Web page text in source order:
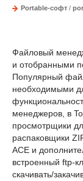
Portable-софт /
Файловый
и отобранными
Популярный
необходимыми
менеджеров, в
просмотрщики
распаковщики
ACE и
встроенный ftp-
скачивать/